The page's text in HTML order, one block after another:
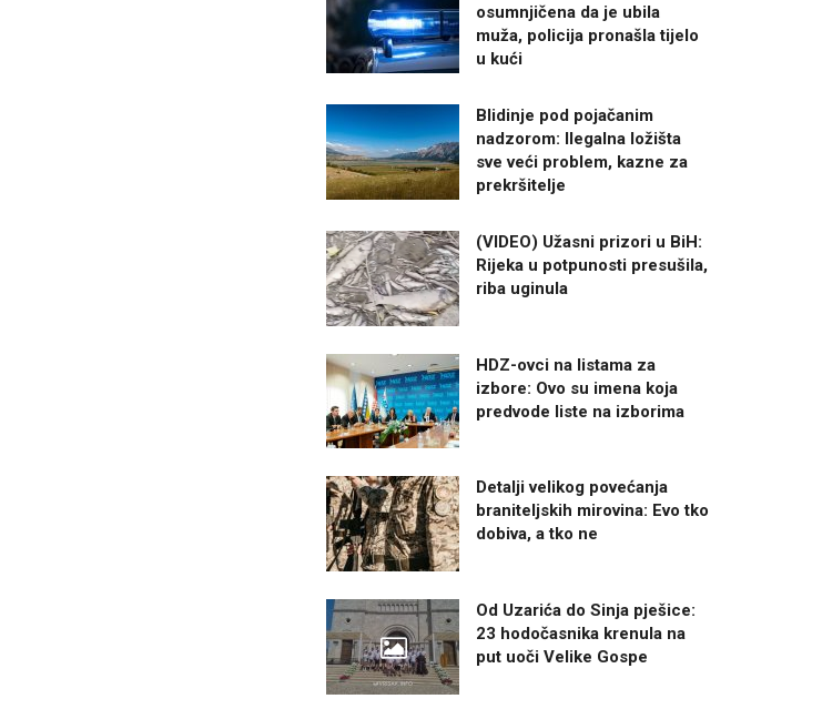
osumnjičena da je ubila
muža, policija pronašla tijelo
u kući
Blidinje pod pojačanim
nadzorom: Ilegalna ložišta
sve veći problem, kazne za
prekršitelje
(VIDEO) Užasni prizori u BiH:
Rijeka u potpunosti presušila,
riba uginula
HDZ-ovci na listama za
izbore: Ovo su imena koja
predvode liste na izborima
Detalji velikog povećanja
braniteljskih mirovina: Evo tko
dobiva, a tko ne
Od Uzarića do Sinja pješice:
23 hodočasnika krenula na
put uoči Velike Gospe